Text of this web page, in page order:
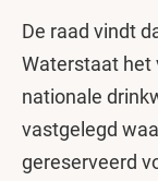
De raad vindt
Waterstaat het
nationale
vastgelegd
gereserveerd